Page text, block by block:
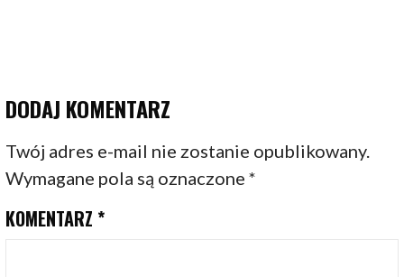
DODAJ KOMENTARZ
Twój adres e-mail nie zostanie opublikowany.
Wymagane pola są oznaczone*
KOMENTARZ *